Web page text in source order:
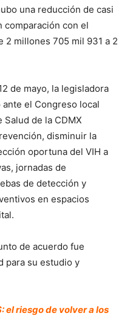
una reducción de casi
comparación con el
2 millones 705 mil 931 a 2
de mayo, la legisladora
el Congreso local
de la CDMX
disminuir la
oportuna del VIH a
jornadas de
de detección y
en espacios
de acuerdo fue
para su estudio y
el riesgo de volver a los